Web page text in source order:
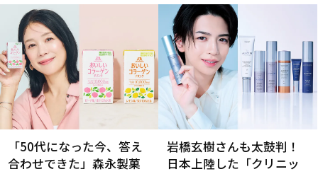
「50代になった今、答え
合わせできた」森永製菓
岩橋玄樹さんも太鼓判！
日本上陸した「クリニッ